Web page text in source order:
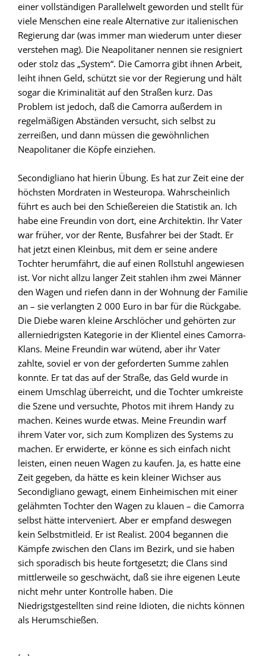
einer vollständigen Parallelwelt geworden und stellt für
viele Menschen eine reale Alternative zur italienischen
Regierung dar (was immer man wiederum unter dieser
verstehen mag). Die Neapolitaner nennen sie resigniert
oder stolz das „System“. Die Camorra gibt ihnen Arbeit,
leiht ihnen Geld, schützt sie vor der Regierung und hält
sogar die Kriminalität auf den Straßen kurz. Das
Problem ist jedoch, daß die Camorra außerdem in
regelmäßigen Abständen versucht, sich selbst zu
zerreißen, und dann müssen die gewöhnlichen
Neapolitaner die Köpfe einziehen.
Secondigliano hat hierin Übung. Es hat zur Zeit eine der
höchsten Mordraten in Westeuropa. Wahrscheinlich
führt es auch bei den Schießereien die Statistik an. Ich
habe eine Freundin von dort, eine Architektin. Ihr Vater
war früher, vor der Rente, Busfahrer bei der Stadt. Er
hat jetzt einen Kleinbus, mit dem er seine andere
Tochter herumfährt, die auf einen Rollstuhl angewiesen
ist. Vor nicht allzu langer Zeit stahlen ihm zwei Männer
den Wagen und riefen dann in der Wohnung der Familie
an – sie verlangten 2 000 Euro in bar für die Rückgabe.
Die Diebe waren kleine Arschlöcher und gehörten zur
allerniedrigsten Kategorie in der Klientel eines Camorra-
Klans. Meine Freundin war wütend, aber ihr Vater
zahlte, soviel er von der geforderten Summe zahlen
konnte. Er tat das auf der Straße, das Geld wurde in
einem Umschlag überreicht, und die Tochter umkreiste
die Szene und versuchte, Photos mit ihrem Handy zu
machen. Keines wurde etwas. Meine Freundin warf
ihrem Vater vor, sich zum Komplizen des Systems zu
machen. Er erwiderte, er könne es sich einfach nicht
leisten, einen neuen Wagen zu kaufen. Ja, es hatte eine
Zeit gegeben, da hätte es kein kleiner Wichser aus
Secondigliano gewagt, einem Einheimischen mit einer
gelähmten Tochter den Wagen zu klauen – die Camorra
selbst hätte interveniert. Aber er empfand deswegen
kein Selbstmitleid. Er ist Realist. 2004 begannen die
Kämpfe zwischen den Clans im Bezirk, und sie haben
sich sporadisch bis heute fortgesetzt; die Clans sind
mittlerweile so geschwächt, daß sie ihre eigenen Leute
nicht mehr unter Kontrolle haben. Die
Niedrigstgestellten sind reine Idioten, die nichts können
als Herumschießen.